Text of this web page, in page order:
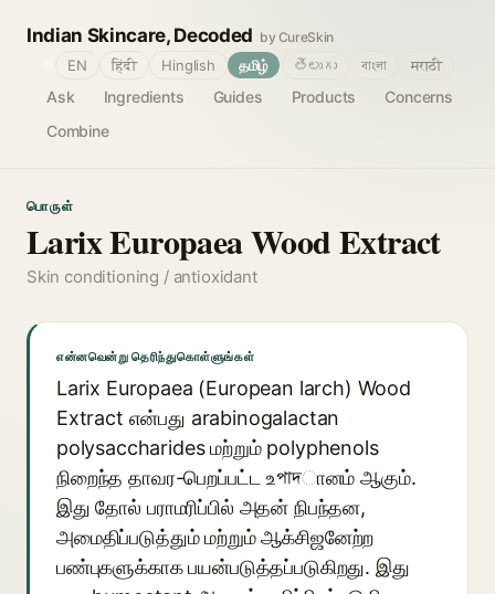
Indian Skincare, Decoded by CureSkin
Ask Ingredients Guides Products
Concerns
Combine
EN हिंदी Hinglish தமிழ் తెలుగు বাংলা मराठी
பொருள்
Larix Europaea Wood Extract
Skin conditioning / antioxidant
என்னவென்று தெரிந்துகொள்ளுங்கள்
Larix Europaea (European larch) Wood
Extract என்பது arabinogalactan
polysaccharides மற்றும் polyphenols
நிறைந்த தாவர-பெறப்பட்ட உপাদானம் ஆகும்.
இது தோல் பராமரிப்பில் அதன் நிபந்தன,
அமைதிப்படுத்தும் மற்றும் ஆக்சிஜனேற்ற
பண்புகளுக்காக பயன்படுத்தப்படுகிறது. இது